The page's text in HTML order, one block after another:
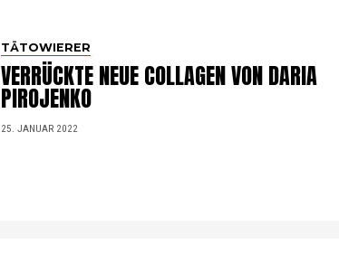
TÄTOWIERER
VERRÜCKTE NEUE COLLAGEN VON DARIA
PIROJENKO
25. JANUAR 2022